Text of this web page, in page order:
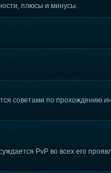
плюсы и минусы.
советами по прохождению
PvP во всех его